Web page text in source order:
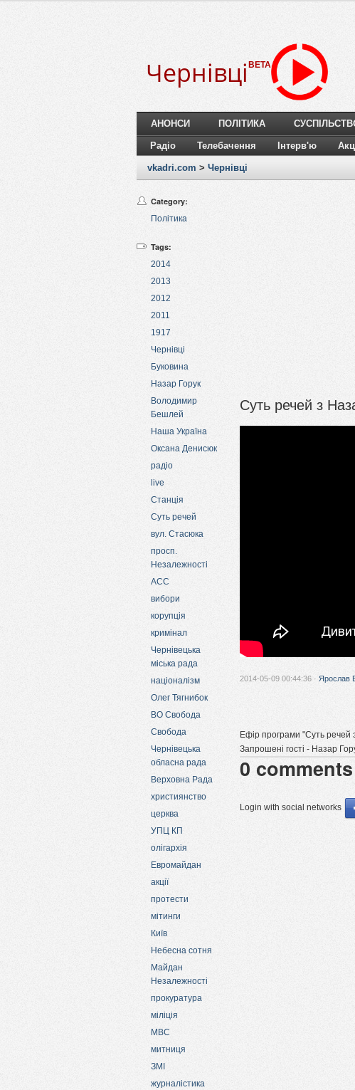
Чернівці BETA
АНОНСИ ПОЛІТИКА
Радіо Телебачення Інтерв'ю
vkadri.com > Чернівці
Category:
Політика
Tags:
2014
2013
2012
2011
1917
Чернівці
Буковина
Назар Горук
Володимир
Бешлей
Наша Україна
Оксана Денисюк
радіо
live
Станція
Суть речей
вул. Стасюка
просп.
Незалежності
АСС
вибори
корупція
кримінал
Чернівецька
міська рада
націоналізм
Олег Тягнибок
ВО Свобода
Свобода
Чернівецька
обласна рада
Верховна Рада
християнство
церква
УПЦ КП
олігархія
Евромайдан
акції
протести
мітинги
Київ
Небесна сотня
Майдан
Незалежності
прокуратура
міліція
МВС
митниця
ЗМІ
журналістика
Суть речей з
2014-05-09 00:44:36 · Ярослав
Ефір програми "Суть речей
Запрошені гості - Назар
0 comments
Login with social networks